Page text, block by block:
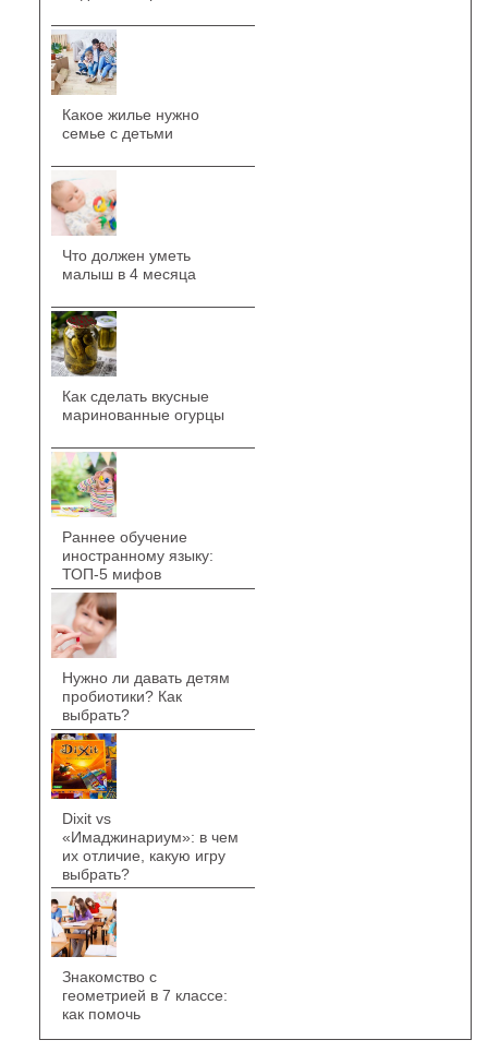
Какое жилье нужно
семье с детьми
Что должен уметь
малыш в 4 месяца
Как сделать вкусные
маринованные огурцы
Раннее обучение
иностранному языку:
ТОП-5 мифов
Нужно ли давать детям
пробиотики? Как
выбрать?
Dixit vs
«Имаджинариум»: в чем
их отличие, какую игру
выбрать?
Знакомство с
геометрией в 7 классе:
как помочь